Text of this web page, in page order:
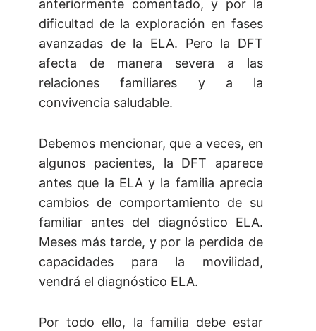
anteriormente comentado, y por la
dificultad de la exploración en fases
avanzadas de la ELA. Pero la DFT
afecta de manera severa a las
relaciones familiares y a la
convivencia saludable.
Debemos mencionar, que a veces, en
algunos pacientes, la DFT aparece
antes que la ELA y la familia aprecia
cambios de comportamiento de su
familiar antes del diagnóstico ELA.
Meses más tarde, y por la perdida de
capacidades para la movilidad,
vendrá el diagnóstico ELA.
Por todo ello, la familia debe estar